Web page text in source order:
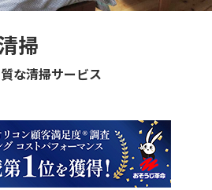
掃
な清掃サービス